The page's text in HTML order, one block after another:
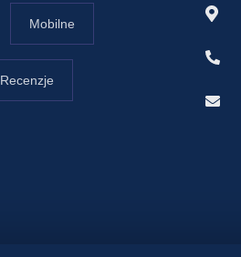
Mobilne
Recenzje